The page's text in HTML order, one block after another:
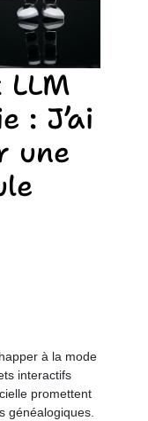
LLM
: J’ai
une
à la mode
interactifs
promettent
généalogiques.